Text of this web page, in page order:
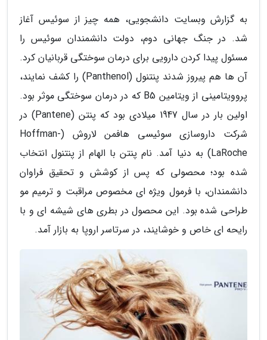
به گزارش وبسایت دانشجویی، همه چیز از سوئیس آغاز
شد. در جنگ جهانی دوم، دولت دانشمندان سوئیس را
مسئول پیدا کردن دارویی برای درمان سوختگی قربانیان کرد.
آن ها هم پیروز شدند پنتنول (Panthenol) را کشف نمایند،
پروویتامینی از ویتامین B5 که در درمان سوختگی موثر بود.
اولین بار در سال 1947 میلادی بود که پنتن (Pantene) در
شرکت داروسازی سوئیسی هافمن لاروش (Hoffman-
LaRoche) به دنیا آمد. نام پنتن با الهام از پنتنول انتخاب
شده بود؛ محصولی که پس از کوشش و تحقیق فراوان
دانشمندان، با فرمول ویژه ای مخصوص مراقبت و ترمیم مو
طراحی شده بود. این محصول در بطری های شیشه ای و با
رایحه ای خاص و خوشایند، در سرتاسر اروپا به بازار آمد.